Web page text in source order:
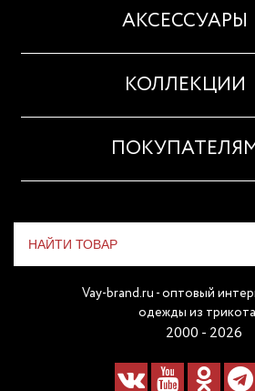
АКСЕССУАРЫ
КОЛЛЕКЦИИ
Vay-brand.ru - оптовый
одежды из
2000 - 2026